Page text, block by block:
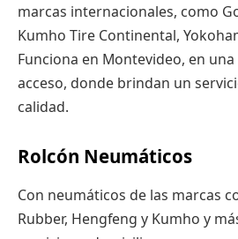
marcas internacionales, como
Kumho Tire Continental,
Funciona en Montevideo, en
acceso, donde brindan un
calidad.
Rolcón Neumáticos
Con neumáticos de las marcas
Rubber, Hengfeng y Kumho y